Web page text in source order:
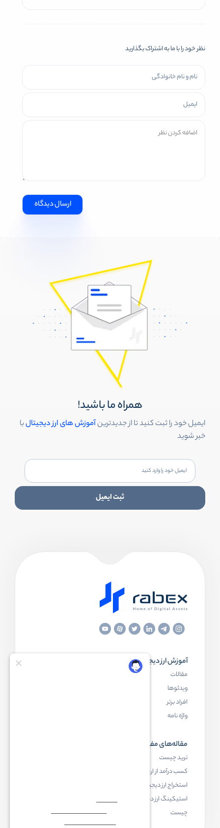
نظر خود را با ما به اشتراک بگذارید
همراه ما باشید!
ایمیل خود را ثبت کنید تا از جدیدترینآموزش های ارز دیجیتالبا
خبر شوید
ثبت ایمیل
آموزش ارز دیجیتال
مقالات
ویدئوها
افراد برتر
واژه نامه
مقاله‌های مفید
ترید چیست
کسب درآمد از ارز دیجیتال
استخراج ارز دیجیتال چیست
استیکینگ ارز دیجیتال
چیست
درباره رابکس